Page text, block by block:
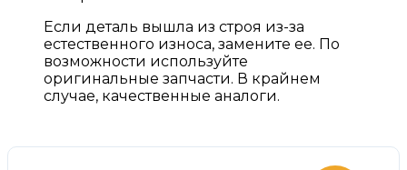
Если деталь вышла из строя из-за
естественного износа, замените ее. По
возможности используйте
оригинальные запчасти. В крайнем
случае, качественные аналоги.